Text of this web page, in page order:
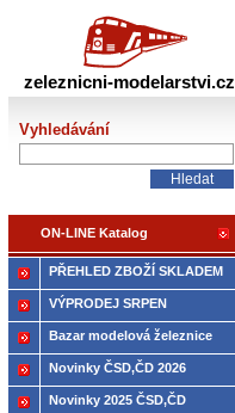
PŘEHLED ZBOŽÍ SKLADEM
VÝPRODEJ SRPEN
Bazar modelová železnice
Novinky ČSD,ČD 2026
Novinky 2025 ČSD,ČD
zeleznicni-modelarstvi.cz
Vyhledávání
ON-LINE Katalog